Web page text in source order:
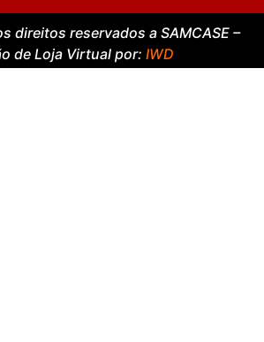
direitos reservados a SAMCASE –
de Loja Virtual por: IWD